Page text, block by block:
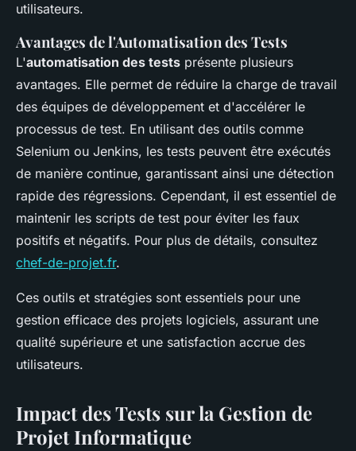
utilisateurs.
Avantages de l'Automatisation des Tests
L'automatisation des tests présente plusieurs
avantages. Elle permet de réduire la charge de travail
des équipes de développement et d'accélérer le
processus de test. En utilisant des outils comme
Selenium ou Jenkins, les tests peuvent être exécutés
de manière continue, garantissant ainsi une détection
rapide des régressions. Cependant, il est essentiel de
maintenir les scripts de test pour éviter les faux
positifs et négatifs. Pour plus de détails, consultez
chef-de-projet.fr.
Ces outils et stratégies sont essentiels pour une
gestion efficace des projets logiciels, assurant une
qualité supérieure et une satisfaction accrue des
utilisateurs.
Impact des Tests sur la Gestion de
Projet Informatique